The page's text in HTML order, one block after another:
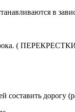
в
(
составить дорогу